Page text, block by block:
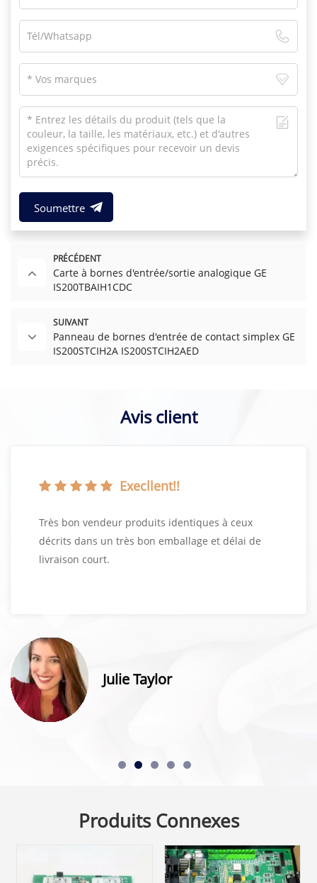
Soumettre
PRÉCÉDENT
Carte à bornes d'entrée/sortie analogique GE
IS200TBAIH1CDC
SUIVANT
Panneau de bornes d'entrée de contact simplex GE
IS200STCIH2A IS200STCIH2AED
Avis client
Execllent!!
Très bon vendeur produits identiques à ceux
décrits dans un très bon emballage et délai de
livraison court.
Julie Taylor
Produits Connexes